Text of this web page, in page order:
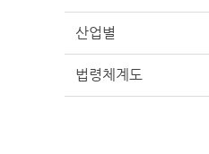
산업별
법령체계도